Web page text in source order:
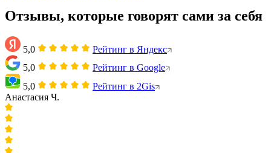
Отзывы, которые говорят сами за себя
5,0
Рейтинг в Яндекс
5,0
Рейтинг в Google
5,0
Рейтинг в 2Gis
Анастасия Ч.